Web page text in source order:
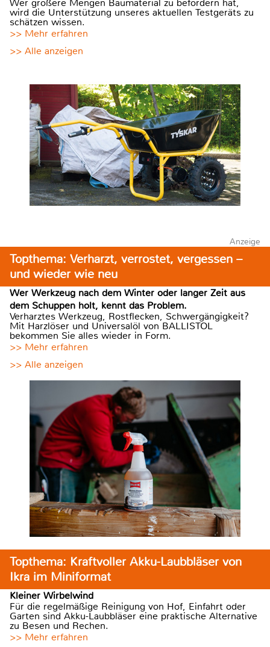
wird die Unterstützung unseres aktuellen Testgeräts zu
schätzen wissen.
>> Mehr erfahren
>> Alle anzeigen
Anzeige
Topthema: Verharzt, verrostet, vergessen –
und wieder wie neu
Wer Werkzeug nach dem Winter oder langer Zeit aus
dem Schuppen holt, kennt das Problem.
Verharztes Werkzeug, Rostflecken, Schwergängigkeit?
Mit Harzlöser und Universalöl von BALLISTOL
bekommen Sie alles wieder in Form.
>> Mehr erfahren
>> Alle anzeigen
Topthema: Kraftvoller Akku-Laubbläser von
Ikra im Miniformat
Kleiner Wirbelwind
Für die regelmäßige Reinigung von Hof, Einfahrt oder
Garten sind Akku-Laubbläser eine praktische Alternative
zu Besen und Rechen.
>> Mehr erfahren